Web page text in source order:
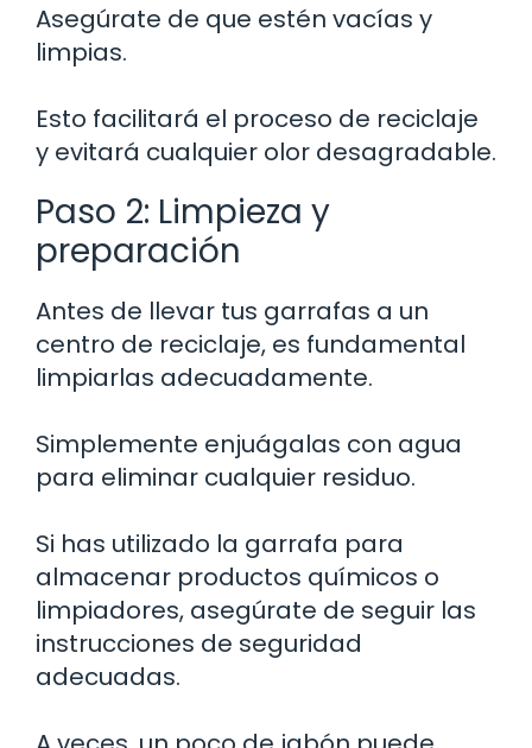
Asegúrate de que estén vacías y
limpias.
Esto facilitará el proceso de reciclaje
y evitará cualquier olor desagradable.
Paso 2: Limpieza y
preparación
Antes de llevar tus garrafas a un
centro de reciclaje, es fundamental
limpiarlas adecuadamente.
Simplemente enjuágalas con agua
para eliminar cualquier residuo.
Si has utilizado la garrafa para
almacenar productos químicos o
limpiadores, asegúrate de seguir las
instrucciones de seguridad
adecuadas.